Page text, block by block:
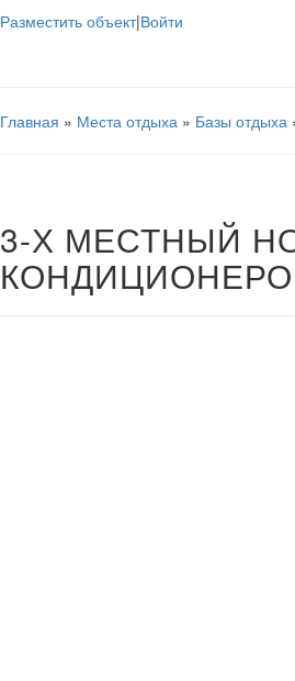
Разместить объект|Войти
Главная » Места отдыха » Базы отдыха
3-Х МЕСТНЫЙ